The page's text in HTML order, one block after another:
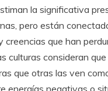
la significativa
pero están
creencias que han
culturas consideran
que otras las ven
energías negativas o